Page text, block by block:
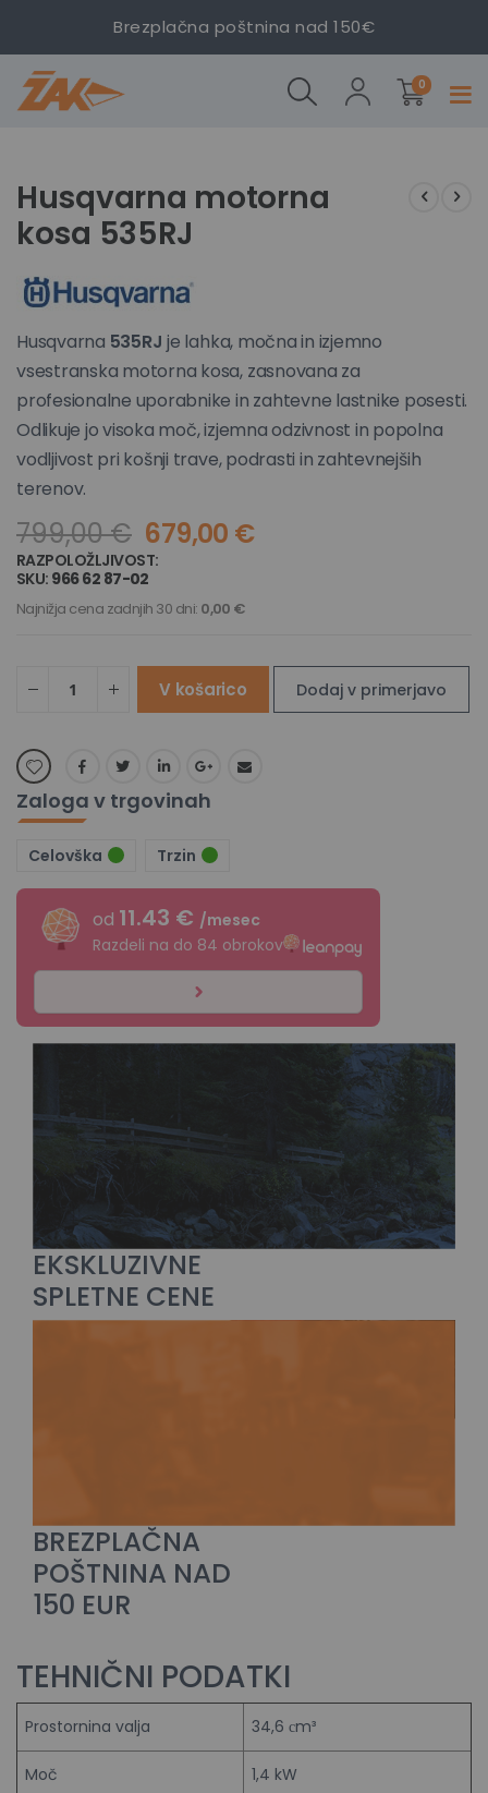
Brezplačna poštnina nad 150€
0izdelki
na
konec
galerije
slik
Kosa
HUSQVARNA
na
začetek
galerije
slik
Husqvarna motorna
kosa 535RJ
Husqvarna 535RJ je lahka, močna in izjemno
vsestranska motorna kosa, zasnovana za
profesionalne uporabnike in zahtevne lastnike posesti.
Odlikuje jo visoka moč, izjemna odzivnost in popolna
vodljivost pri košnji trave, podrasti in zahtevnejših
terenov.
799,00 € 679,00 €
RAZPOLOŽLJIVOST:
SKU 966 62 87-02
Najnižja cena zadnjih 30 dni: 0,00 €
V košarico Dodaj v primerjavo
Zaloga v trgovinah
Celovška Trzin
od 11.43 € /mesec
Razdeli na do 84 obrokov
EKSKLUZIVNE
SPLETNE CENE
BREZPLAČNA
POŠTNINA NAD
150 EUR
TEHNIČNI PODATKI
Prostornina valja 34,6 сm³
Moč 1,4 kW